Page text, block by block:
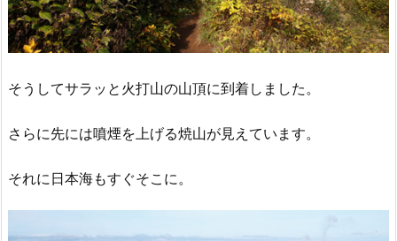
そうしてサラッと火打山の山頂に到着しました。
さらに先には噴煙を上げる焼山が見えています。
それに日本海もすぐそこに。